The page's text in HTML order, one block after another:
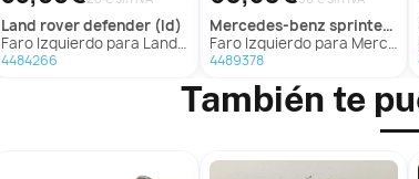
land roverdefender (ld)
Faro Izquierdo para Land Rover Defender (Ld)
4484266
mercedes-benz sprinter (w901,w903) combi
Faro Izquierdo para Mercedes-Benz Sprinter (W901,W903) Combi
4489378
También te